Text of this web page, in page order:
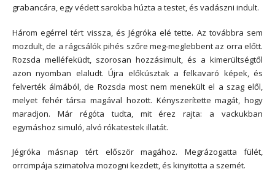
grabancára, egy védett sarokba húzta a testet, és vadászni indult.
Három egérrel tért vissza, és Jégróka elé tette. Az továbbra sem
mozdult, de a rágcsálók pihés szőre meg-meglebbent az orra előtt.
Rozsda melléfeküdt, szorosan hozzásimult, és a kimerültségtől
azon nyomban elaludt. Újra előkúsztak a felkavaró képek, és
felverték álmából, de Rozsda most nem menekült el a szag elől,
melyet fehér társa magával hozott. Kényszerítette magát, hogy
maradjon. Már régóta tudta, mit érez rajta: a vackukban
egymáshoz simuló, alvó rókatestek illatát.
Jégróka másnap tért először magához. Megrázogatta fülét,
orrcimpája szimatolva mozogni kezdett, és kinyitotta a szemét.